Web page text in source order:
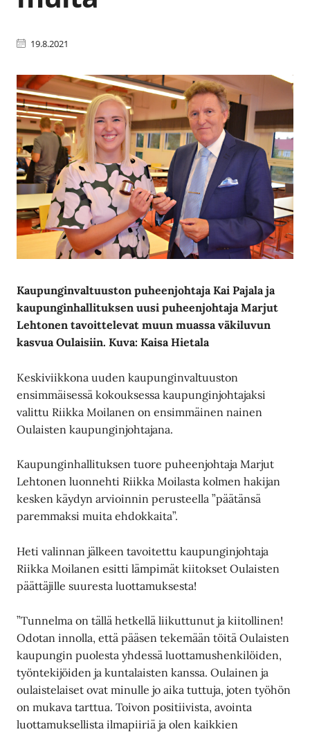
19.8.2021
Kaupunginvaltuuston puheenjohtaja Kai Pajala ja
kaupunginhallituksen uusi puheenjohtaja Marjut
Lehtonen tavoittelevat muun muassa väkiluvun
kasvua Oulaisiin. Kuva: Kaisa Hietala
Keskiviikkona uuden kaupunginvaltuuston
ensimmäisessä kokouksessa kaupunginjohtajaksi
valittu Riikka Moilanen on ensimmäinen nainen
Oulaisten kaupunginjohtajana.
Kaupunginhallituksen tuore puheenjohtaja Marjut
Lehtonen luonnehti Riikka Moilasta kolmen hakijan
kesken käydyn arvioinnin perusteella ”päätänsä
paremmaksi muita ehdokkaita”.
Heti valinnan jälkeen tavoitettu kaupunginjohtaja
Riikka Moilanen esitti lämpimät kiitokset Oulaisten
päättäjille suuresta luottamuksesta!
”Tunnelma on tällä hetkellä liikuttunut ja kiitollinen!
Odotan innolla, että pääsen tekemään töitä Oulaisten
kaupungin puolesta yhdessä luottamushenkilöiden,
työntekijöiden ja kuntalaisten kanssa. Oulainen ja
oulaistelaiset ovat minulle jo aika tuttuja, joten työhön
on mukava tarttua. Toivon positiivista, avointa
luottamuksellista ilmapiiriä ja olen kaikkien